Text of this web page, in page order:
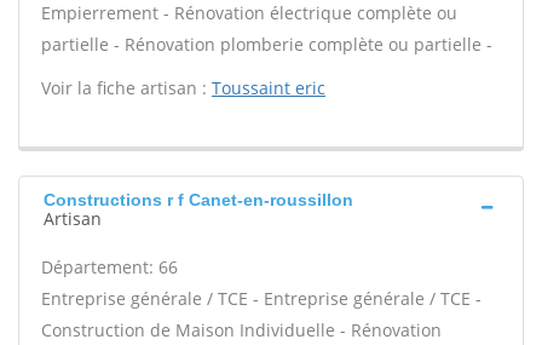
Empierrement - Rénovation électrique complète ou
partielle - Rénovation plomberie complète ou partielle -
Voir la fiche artisan : Toussaint eric
Constructions r f Canet-en-roussillon
Artisan
Département: 66
Entreprise générale / TCE - Entreprise générale / TCE -
Construction de Maison Individuelle - Rénovation